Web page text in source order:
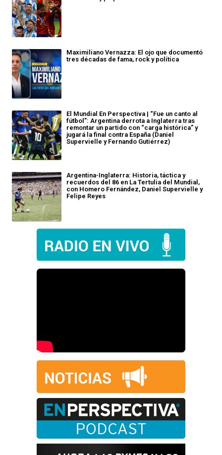
Maximiliano Vernazza: El ojo que documentó
tres décadas de fama, rock y política
El Mundial En Perspectiva | “Fue un canto al
fútbol”: Argentina derrota a Inglaterra tras
remontar un partido con “carga histórica” y
jugará la final contra España (Daniel
Supervielle y Fernando Gutiérrez)
Argentina-Inglaterra: Historia, táctica y
recuerdos del 86 en La Tertulia del Mundial,
con Homero Fernández, Daniel Supervielle y
Felipe Reyes